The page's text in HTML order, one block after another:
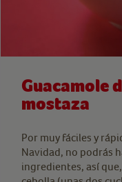
Guacamole
mostaza
Por muy fáciles y
Navidad, no podrás
ingredientes, así